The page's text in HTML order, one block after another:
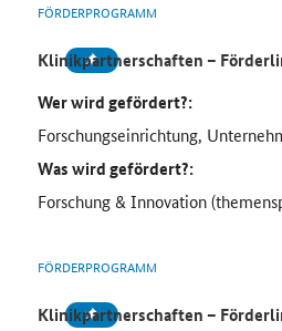
FÖRDERPROGRAMM
Klinikpartnerschaften –
Wer wird gefördert?:
Forschungseinrichtung,
Was wird gefördert?:
Forschung & Innovation
FÖRDERPROGRAMM
Klinikpartnerschaften –